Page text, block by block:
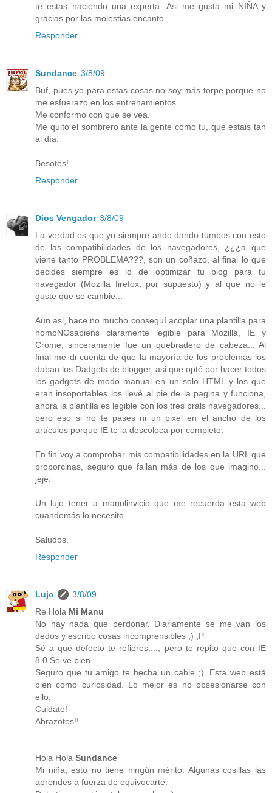
te estas haciendo una experta. Asi me gusta mi NIÑA y
gracias por las molestias encanto.
Responder
Sundance 3/8/09
Buf, pues yo para estas cosas no soy más torpe porque no
me esfuerazo en los entrenamientos...
Me conformo con que se vea.
Me quito el sombrero ante la gente como tú, que estais tan
al día.
Besotes!
Responder
Dios Vengador 3/8/09
La verdad es que yo siempre ando dando tumbos con esto
de las compatibilidades de los navegadores, ¿¿¿a que
viene tanto PROBLEMA???, son un coñazo, al final lo que
decides siempre es lo de optimizar tu blog para tu
navegador (Mozilla firefox, por supuesto) y al que no le
guste que se cambie...
Aun asi, hace no mucho conseguí acoplar una plantilla para
homoNOsapiens claramente legible para Mozilla, IE y
Crome, sinceramente fue un quebradero de cabeza... Al
final me di cuenta de que la mayoría de los problemas los
daban los Dadgets de blogger, asi que opté por hacer todos
los gadgets de modo manual en un solo HTML y los que
eran insoportables los llevé al pie de la pagina y funciona,
ahora la plantilla es legible con los tres prals navegadores...
pero eso si no te pases ni un pixel en el ancho de los
artículos porque IE te la descoloca por completo.
En fin voy a comprobar mis compatibilidades en la URL que
proporcinas, seguro que fallan más de los que imagino...
jeje.
Un lujo tener a manolinvicio que me recuerda esta web
cuandomás lo necesito.
Saludos.
Responder
Lujo
3/8/09
Re Hola Mi Manu
No hay nada que perdonar. Diariamente se me van los
dedos y escribo cosas incomprensibles ;) ;P
Sé a qué defecto te refieres...., pero te repito que con IE
8.0 Se ve bien.
Seguro que tu amigo te hecha un cable ;). Esta web está
bien como curiosidad. Lo mejor es no obsesionarse con
ello.
Cuidate!
Abrazotes!!
Hola Hola Sundance
Mi niña, esto no tiene ningún mérito. Algunas cosillas las
aprendes a fuerza de equivocarte.